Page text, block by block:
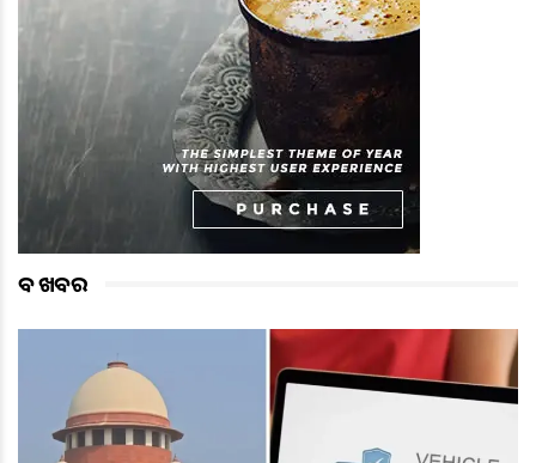
ବଡ ଖବର